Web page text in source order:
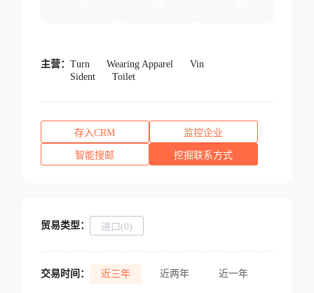
主营： Turn Wearing Apparel
Vin
Sident
Toilet
存入CRM 监控企业
智能搜邮 挖掘联系方式
贸易类型： 进口(0)
交易时间： 近三年 近两年 近一年